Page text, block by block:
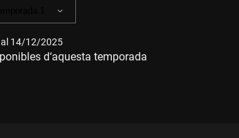
al 14/12/2025
d‘aquesta temporada